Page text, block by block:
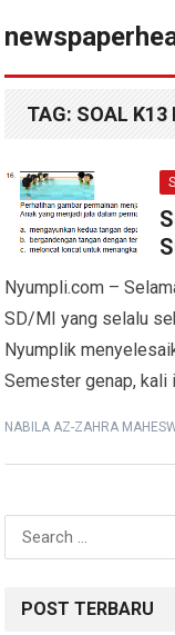
TAG: SOAL K13
Nyumpli.com –
SD/MI yang selalu
Nyumplik
Semester genap,
NABILA AZ-ZAHRA
Search
POST TERBARU